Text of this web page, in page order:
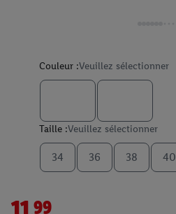
Couleur :Veuillez sélectionner
Taille :Veuillez sélectionner
34 36 38 40